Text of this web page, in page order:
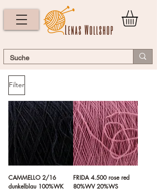
Filter
CAMMELLO 2/16
dunkelblau 100%WK
FRIDA 4.500 rose red
80%WV 20%WS